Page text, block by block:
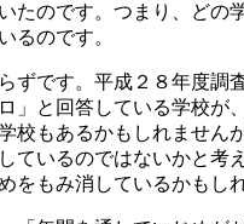
たのです。つまり、どの
るのです。
ずです。平成２８年度調
ロ」と回答している学校が
校もあるかもしれません
ているのではないかと考
をもみ消しているかもし